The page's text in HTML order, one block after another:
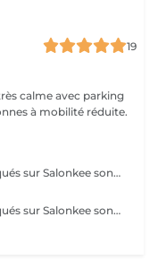
19
calme avec parking
à mobilité réduite.
Veuillez prendre note que les prix indiqués sur Salonkee sont communiqués à titre informatif et s'entendent de base. Ces derniers sont susceptibles de varier selon le diagnostic réalisé à votre arrivée au salon et l'expertise du professionnel à qui vous confiez votre beauté. Dans tous les cas, un devis précis vous sera proposé et toutes réalisations de prestations seront effectuées avec votre accord. Un grand merci d'avance pour votre compréhension. Au plaisir de vous recevoir très vite.
Veuillez prendre note que les prix indiqués sur Salonkee sont communiqués à titre informatif et s'entendent de base. Ces derniers sont susceptibles de varier selon le diagnostic réalisé à votre arrivée au salon et l'expertise du professionnel à qui vous confiez votre beauté. Dans tous les cas, un devis précis vous sera proposé et toutes réalisations de prestations seront effectuées avec votre accord. Un grand merci d'avance pour votre compréhension. Au plaisir de vous recevoir très vite.